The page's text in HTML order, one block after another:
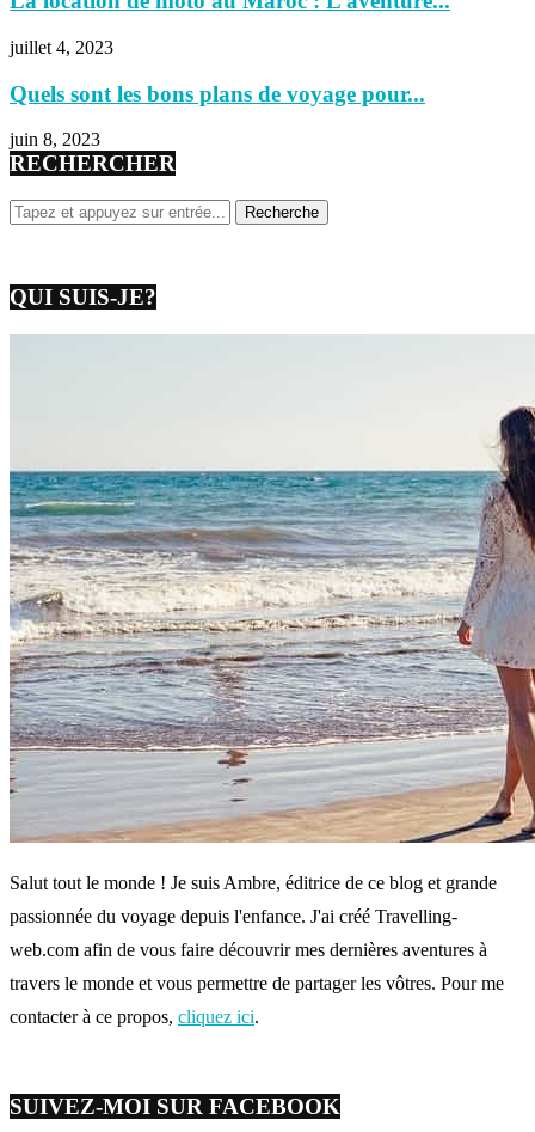
juillet 4, 2023
Quels sont les bons plans de voyage pour...
juin 8, 2023
RECHERCHER
QUI SUIS-JE?
Salut tout le monde ! Je suis Ambre, éditrice de ce blog et grande
passionnée du voyage depuis l'enfance. J'ai créé Travelling-
web.com afin de vous faire découvrir mes dernières aventures à
travers le monde et vous permettre de partager les vôtres. Pour me
contacter à ce propos, cliquez ici.
SUIVEZ-MOI SUR FACEBOOK